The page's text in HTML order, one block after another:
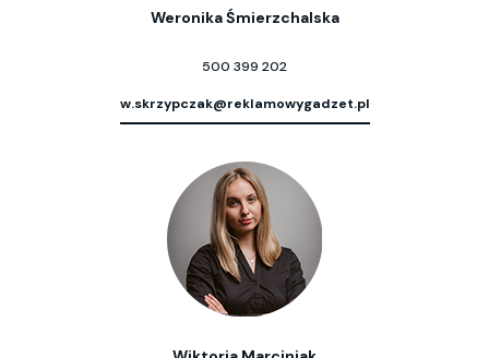
Weronika Śmierzchalska
500 399 202
w.skrzypczak@reklamowygadzet.pl